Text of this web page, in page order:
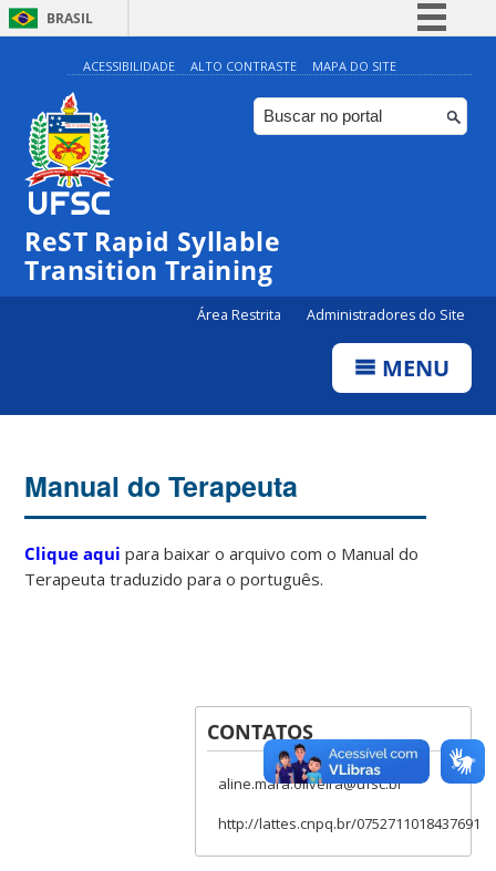
BRASIL
Simplifique!
Comunica BR
Participe
ACESSIBILIDADE ALTO CONTRASTE MAPA DO SITE
ReST Rapid Syllable
Transition Training
Área Restrita Administradores do Site
MENU
Manual do Terapeuta
Clique aqui para baixar o arquivo com o Manual do
Terapeuta traduzido para o português.
CONTATOS
aline.mara.oliveira@ufsc.br
http://lattes.cnpq.br/0752711018437691